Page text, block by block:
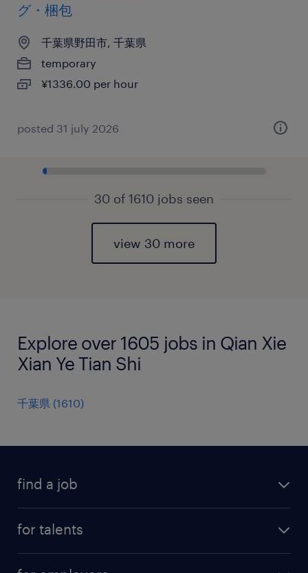
グ・梱包
千葉県野田市, 千葉県
temporary
¥1336.00 per hour
posted 31 july 2026
30 of 1610 jobs seen
view 30 more
Explore over 1605 jobs in Qian Xie
Xian Ye Tian Shi
千葉県 (1610)
find a job
for talents